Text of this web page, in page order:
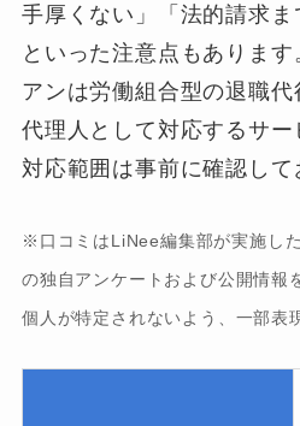
手厚くない」「法的請求ま
といった注意点もありま
アンは労働組合型の退職
代理人として対応するサー
対応範囲は事前に確認して
※口コミはLiNee編集部が実施し
の独自アンケートおよび公開情報
個人が特定されないよう、一部表